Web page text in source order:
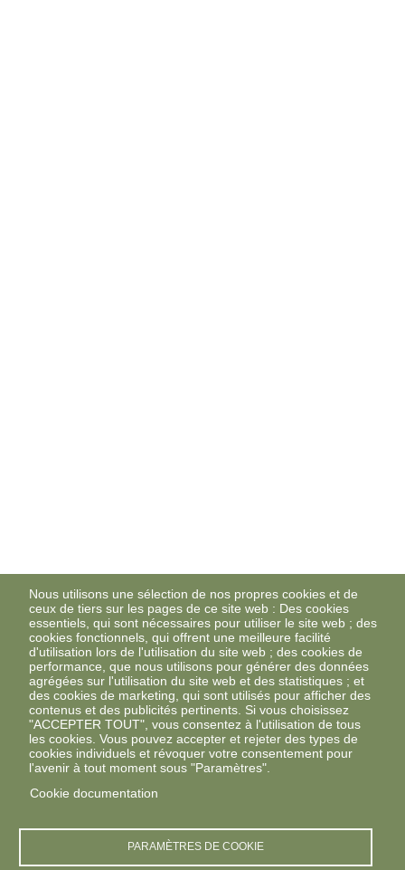
Nous utilisons une sélection de nos propres cookies et de
ceux de tiers sur les pages de ce site web : Des cookies
essentiels, qui sont nécessaires pour utiliser le site web ; des
cookies fonctionnels, qui offrent une meilleure facilité
d'utilisation lors de l'utilisation du site web ; des cookies de
performance, que nous utilisons pour générer des données
agrégées sur l'utilisation du site web et des statistiques ; et
des cookies de marketing, qui sont utilisés pour afficher des
contenus et des publicités pertinents. Si vous choisissez
"ACCEPTER TOUT", vous consentez à l'utilisation de tous
les cookies. Vous pouvez accepter et rejeter des types de
cookies individuels et révoquer votre consentement pour
l'avenir à tout moment sous "Paramètres".
Cookie documentation
PARAMÈTRES DE COOKIE